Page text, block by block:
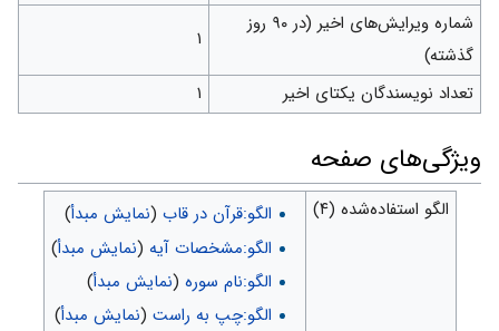
شماره ویرایش‌های اخیر (در ۹۰ روز
گذشته)
۱
تعداد نویسندگان یکتای اخیر ۱
ويژگی‌های صفحه
الگو استفاده‌شده (۴) الگو:قرآن در قاب (نمایش مبدأ)
الگو:مشخصات آیه (نمایش مبدأ)
الگو:نام سوره (نمایش مبدأ)
الگو:چپ به راست (نمایش مبدأ)